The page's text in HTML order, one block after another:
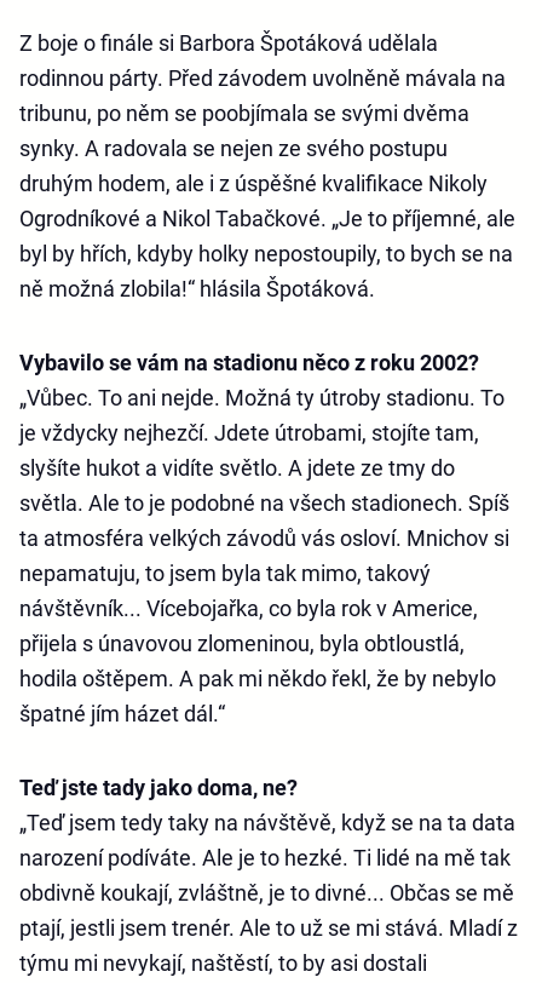
Z boje o finále si Barbora Špotáková udělala
rodinnou párty. Před závodem uvolněně mávala na
tribunu, po něm se poobjímala se svými dvěma
synky. A radovala se nejen ze svého postupu
druhým hodem, ale i z úspěšné kvalifikace Nikoly
Ogrodníkové a Nikol Tabačkové. „Je to příjemné, ale
byl by hřích, kdyby holky nepostoupily, to bych se na
ně možná zlobila!“ hlásila Špotáková.
Vybavilo se vám na stadionu něco z roku 2002?
„Vůbec. To ani nejde. Možná ty útroby stadionu. To
je vždycky nejhezčí. Jdete útrobami, stojíte tam,
slyšíte hukot a vidíte světlo. A jdete ze tmy do
světla. Ale to je podobné na všech stadionech. Spíš
ta atmosféra velkých závodů vás osloví. Mnichov si
nepamatuju, to jsem byla tak mimo, takový
návštěvník... Vícebojařka, co byla rok v Americe,
přijela s únavovou zlomeninou, byla obtloustlá,
hodila oštěpem. A pak mi někdo řekl, že by nebylo
špatné jím házet dál.“
Teď jste tady jako doma, ne?
„Teď jsem tedy taky na návštěvě, když se na ta data
narození podíváte. Ale je to hezké. Ti lidé na mě tak
obdivně koukají, zvláštně, je to divné... Občas se mě
ptají, jestli jsem trenér. Ale to už se mi stává. Mladí z
týmu mi nevykají, naštěstí, to by asi dostali